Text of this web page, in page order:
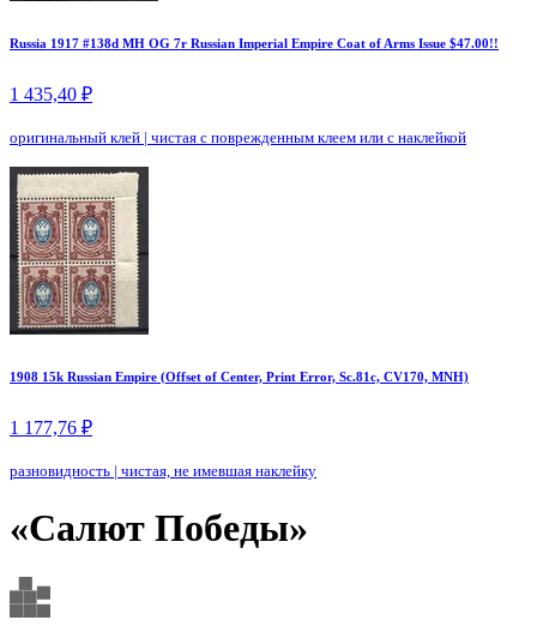
Russia 1917 #138d MH OG 7r Russian Imperial Empire Coat of Arms Issue $47.00!!
1 435,40 ₽
оригинальный клей | чистая с поврежденным клеем или с наклейкой
1908 15k Russian Empire (Offset of Center, Print Error, Sc.81c, CV170, MNH)
1 177,76 ₽
разновидность | чистая, не имевшая наклейку
«Салют Победы»